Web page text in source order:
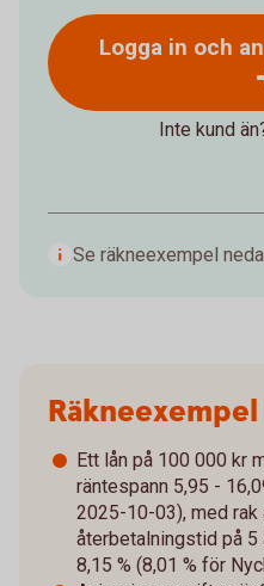
Logga in och
Inte kund
Se räkneexempel
Ett lån på 100 000 kr
räntespann 5,95 -
2025-10-03), med rak
återbetalningstid på 5
8,15 % (8,01 % för